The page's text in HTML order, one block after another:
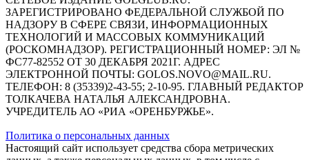
ЗАРЕГИСТРИРОВАНО ФЕДЕРАЛЬНОЙ СЛУЖБОЙ ПО
НАДЗОРУ В СФЕРЕ СВЯЗИ, ИНФОРМАЦИОННЫХ
ТЕХНОЛОГИЙ И МАССОВЫХ КОММУНИКАЦИЙ
(РОСКОМНАДЗОР). РЕГИСТРАЦИОННЫЙ НОМЕР: ЭЛ №
ФС77-82552 ОТ 30 ДЕКАБРЯ 2021Г. АДРЕС
ЭЛЕКТРОННОЙ ПОЧТЫ: GOLOS.NOVO@MAIL.RU.
ТЕЛЕФОН: 8 (35339)2-43-55; 2-10-95. ГЛАВНЫЙ РЕДАКТОР
ТОЛКАЧЕВА НАТАЛЬЯ АЛЕКСАНДРОВНА.
УЧРЕДИТЕЛЬ АО «РИА «ОРЕНБУРЖЬЕ».
Политика о персональных данных
Настоящий сайт использует средства сбора метрических